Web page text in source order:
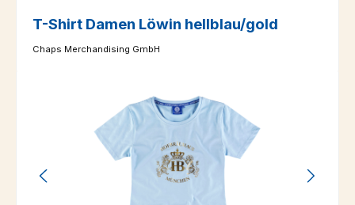
T-Shirt Damen Löwin hellblau/gold
Chaps Merchandising GmbH